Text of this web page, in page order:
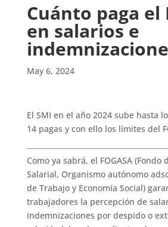
Cuánto paga el
en salarios e
May 6, 2024
El SMI en el año 2024 sube hasta
14 pagas y con ello los límites del
Como ya sabrá, el FOGASA (Fondo
Salarial, Organismo autónomo
de Trabajo y Economía Social)
trabajadores la percepción de
indemnizaciones por despido o